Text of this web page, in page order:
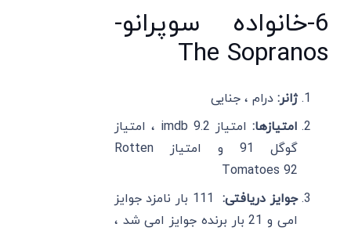
6-خانواده سوپرانو-
The Sopranos
ژانر: درام ، جنایی
امتیازها:
امتیاز imdb 9.2 ، امتیاز
گوگل 91 و امتیاز Rotten
Tomatoes 92
جوایز دریافتی:
111 بار نامزد جوایز
امی و 21 بار برنده جوایز امی شد ،